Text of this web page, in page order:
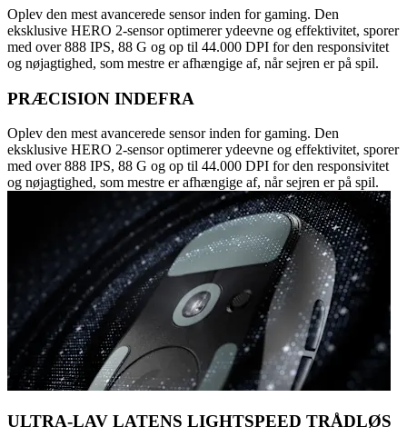
Oplev den mest avancerede sensor inden for gaming. Den
eksklusive HERO 2-sensor optimerer ydeevne og effektivitet, sporer
med over 888 IPS, 88 G og op til 44.000 DPI for den responsivitet
og nøjagtighed, som mestre er afhængige af, når sejren er på spil.
PRÆCISION INDEFRA
Oplev den mest avancerede sensor inden for gaming. Den
eksklusive HERO 2-sensor optimerer ydeevne og effektivitet, sporer
med over 888 IPS, 88 G og op til 44.000 DPI for den responsivitet
og nøjagtighed, som mestre er afhængige af, når sejren er på spil.
ULTRA-LAV LATENS LIGHTSPEED TRÅDLØS